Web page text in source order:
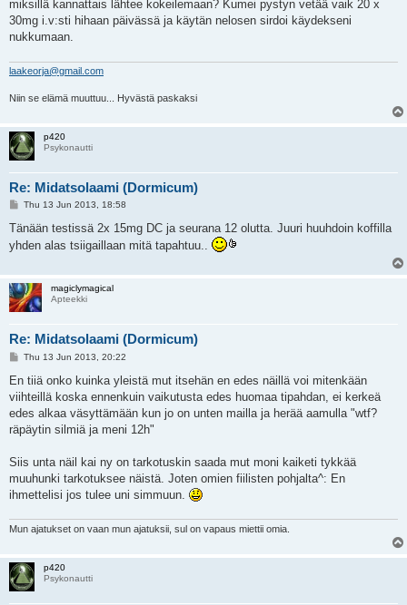
miksillä kannattais lähtee kokeilemaan? Kumei pystyn vetää vaik 20 x
30mg i.v:sti hihaan päivässä ja käytän nelosen sirdoi käydekseni
nukkumaan.
laakeorja@gmail.com
Niin se elämä muuttuu... Hyvästä paskaksi
p420
Psykonautti
Re: Midatsolaami (Dormicum)
P
s
Thu 13 Jun 2013, 18:58
Tänään testissä 2x 15mg DC ja seurana 12 olutta. Juuri huuhdoin koffilla
yhden alas tsiigaillaan mitä tapahtuu..
magiclymagical
Apteekki
Re: Midatsolaami (Dormicum)
P
s
Thu 13 Jun 2013, 20:22
En tiiä onko kuinka yleistä mut itsehän en edes näillä voi mitenkään
viihteillä koska ennenkuin vaikutusta edes huomaa tipahdan, ei kerkeä
edes alkaa väsyttämään kun jo on unten mailla ja herää aamulla "wtf?
räpäytin silmiä ja meni 12h"
Siis unta näil kai ny on tarkotuskin saada mut moni kaiketi tykkää
muuhunki tarkotuksee näistä. Joten omien fiilisten pohjalta^: En
ihmettelisi jos tulee uni simmuun.
Mun ajatukset on vaan mun ajatuksii, sul on vapaus miettii omia.
p420
Psykonautti